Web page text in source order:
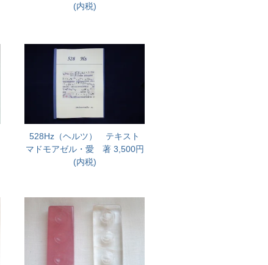
(内税)
528Hz（ヘルツ） テキスト
マドモアゼル・愛 著3,500円
(内税)